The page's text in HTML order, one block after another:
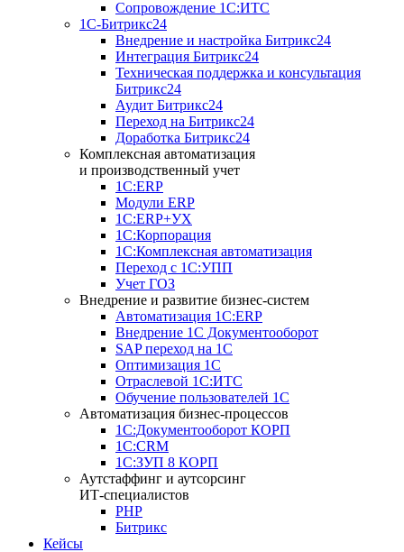
Сопровождение 1C:ИТС
1С-Битрикс24
Внедрение и настройка Битрикс24
Интеграция Битрикс24
Техническая поддержка и консультация
Битрикс24
Аудит Битрикс24
Переход на Битрикс24
Доработка Битрикс24
Комплексная автоматизация
и производственный учет
1С:ERP
Модули ERP
1C:ERP+УХ
1С:Корпорация
1С:Комплексная автоматизация
Переход с 1С:УПП
Учет ГОЗ
Внедрение и развитие бизнес-систем
Автоматизация 1С:ERP
Внедрение 1С Документооборот
SAP переход на 1С
Оптимизация 1С
Отраслевой 1С:ИТС
Обучение пользователей 1С
Автоматизация бизнес-процессов
1С:Документооборот КОРП
1С:CRM
1С:ЗУП 8 КОРП
Аутстаффинг и аутсорсинг
ИТ-специалистов
PHP
Битрикс
Кейсы